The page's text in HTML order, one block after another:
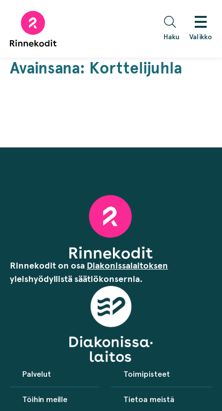
sisältöön
Haku Valikko
Avainsana: Korttelijuhla
Rinnekodit on osa Diakonissalaitoksen
yleishyödyllistä säätiökonsernia.
Palvelut Toimipisteet
Töihin meille Tietoa meistä